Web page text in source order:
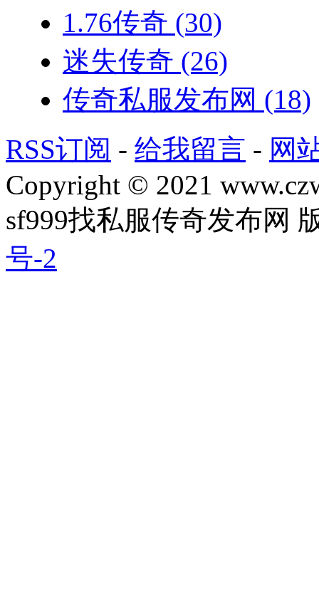
1.76传奇 (30)
迷失传奇 (26)
传奇私服发布网 (18)
RSS订阅 - 给我留言 - 网
Copyright © 2021
sf999找私服传奇发布网
号-2